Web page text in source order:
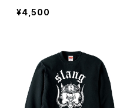
¥4,500